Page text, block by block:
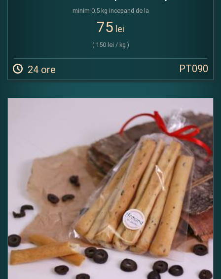
minim 0.5 kg incepand de la
75 lei
( 150 lei / kg )
24 ore PT090